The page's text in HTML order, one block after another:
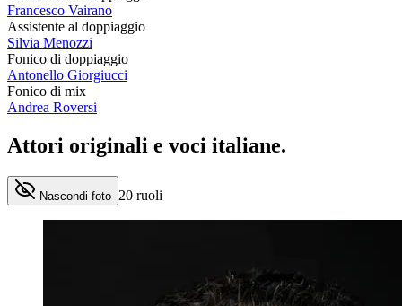
Francesco Vairano
Assistente al doppiaggio
Silvia Menozzi
Fonico di doppiaggio
Antonello Giorgiucci
Fonico di mix
Andrea Roversi
Attori originali e voci italiane.
Nascondi foto 20 ruoli